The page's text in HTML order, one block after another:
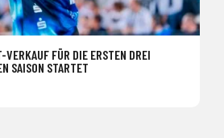
FÜR DIE ERSTEN DREI
SAISON STARTET